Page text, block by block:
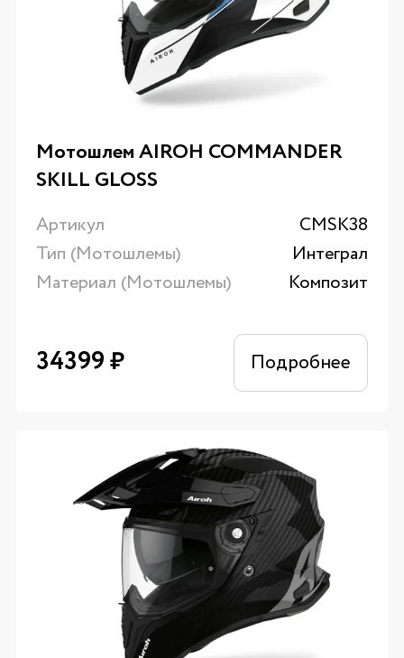
Мотошлем AIROH COMMANDER
SKILL GLOSS
Артикул
CMSK38
Тип (Мотошлемы)
Интеграл
Материал (Мотошлемы)
Композит
34399₽ Подробнее